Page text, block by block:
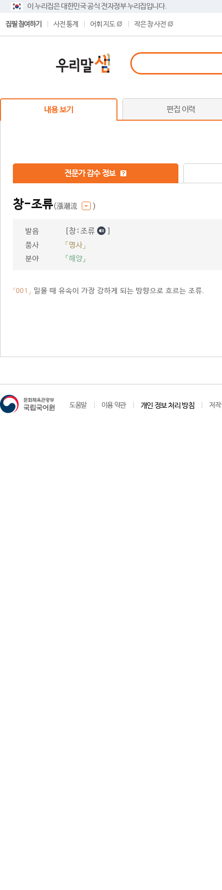
이 누리집은 대한민국 공식 전자정부 누리집입니다.
집필 참여하기 사전 통계 어휘 지도 작은 창 사전
내용 보기 편집 이력
전문가 감수 정보
창-조류(漲潮流 )
발음 [창ː조류 ]
품사
「명사」
분야
『해양』
「001」 밀물 때 유속이 가장 강하게 되는 방향으로 흐르는 조류.
도움말 이용 약관 개인 정보 처리 방침 저